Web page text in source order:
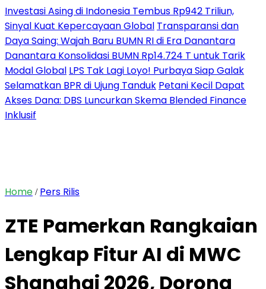
Investasi Asing di Indonesia Tembus Rp942 Triliun,
Sinyal Kuat Kepercayaan Global Transparansi dan
Daya Saing: Wajah Baru BUMN RI di Era Danantara
Danantara Konsolidasi BUMN Rp14.724 T untuk Tarik
Modal Global LPS Tak Lagi Loyo! Purbaya Siap Galak
Selamatkan BPR di Ujung Tanduk Petani Kecil Dapat
Akses Dana: DBS Luncurkan Skema Blended Finance
Inklusif
Home / Pers Rilis
ZTE Pamerkan Rangkaian
Lengkap Fitur AI di MWC
Shanghai 2026, Dorong